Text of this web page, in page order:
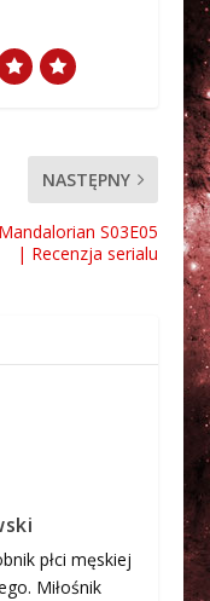
NASTĘPNY
S03E05
| Recenzja serialu
płci męskiej
Miłośnik